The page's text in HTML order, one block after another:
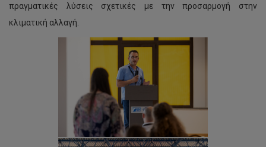
πραγματικές λύσεις σχετικές με την προσαρμογή στην
κλιματική αλλαγή.